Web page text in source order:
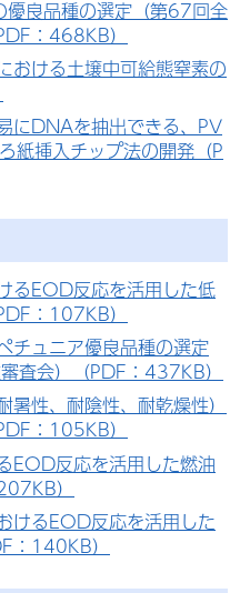
優良品種の選定（第67回全
：468KB）
おける土壌中可給態窒素の
にDNAを抽出できる、PV
紙挿入チップ法の開発（P
るEOD反応を活用した低
：107KB）
チュニア優良品種の選定
査会）（PDF：437KB）
性、耐陰性、耐乾燥性）
：105KB）
EOD反応を活用した燃油
）
けるEOD反応を活用した
：140KB）